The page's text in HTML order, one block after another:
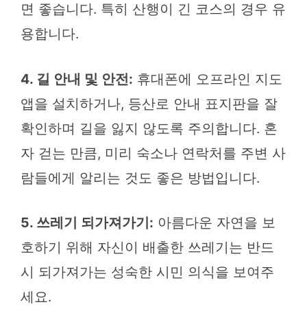
면 좋습니다. 특히 산행이 긴 코스의 경우 유
용합니다.
4. 길 안내 및 안전: 휴대폰에 오프라인 지도
앱을 설치하거나, 등산로 안내 표지판을 잘
확인하며 길을 잃지 않도록 주의합니다. 혼
자 걷는 만큼, 미리 숙소나 연락처를 주변 사
람들에게 알리는 것도 좋은 방법입니다.
5. 쓰레기 되가져가기: 아름다운 자연을 보
호하기 위해 자신이 배출한 쓰레기는 반드
시 되가져가는 성숙한 시민 의식을 보여주
세요.